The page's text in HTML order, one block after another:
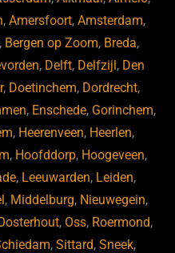
,Amersfoort,Amsterdam,
, Bergen op Zoom, Breda,
, Delft, Delfzijl , Den
, Doetinchem, Dordrecht,
, Enschede, Gorinchem,
, Heerenveen, Heerlen,
, Hoofddorp, Hoogeveen,
, Leeuwarden, Leiden,
, Middelburg, Nieuwegein,
, Oss, Roermond,
, Sittard, Sneek,